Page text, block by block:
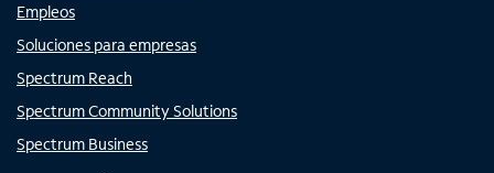
Empleos
Soluciones para empresas
Spectrum Reach
Spectrum Community Solutions
Spectrum Business